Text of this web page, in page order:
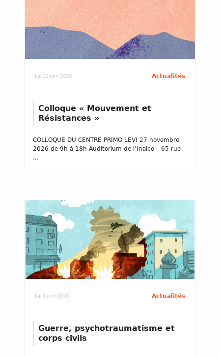
Le 16 juin 2026 Actualités
Colloque « Mouvement et
Résistances »
COLLOQUE DU CENTRE PRIMO LEVI 27 novembre
2026 de 9h à 18h Auditorium de l’Inalco – 65 rue
...
Le 3 juin 2026 Actualités
Guerre, psychotraumatisme et
corps civils